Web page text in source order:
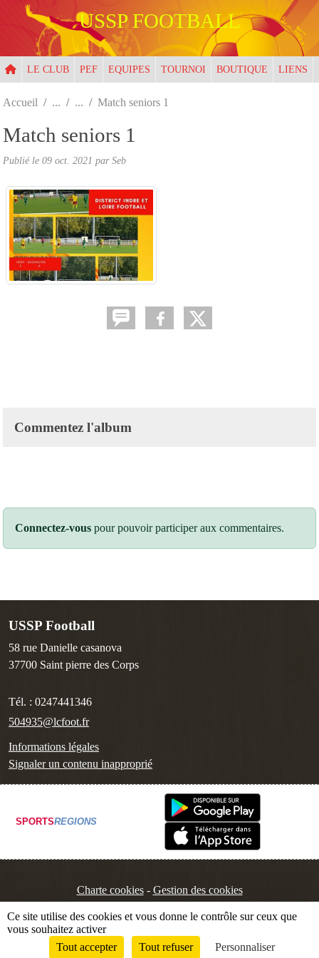
USSP FOOTBALL
LE CLUB PEF EQUIPES TOURNOI BOUTIQUE LIENS
Accueil Match seniors 1
Match seniors 1
Publié le 09 oct. 2021 parSeb
Commentez l'album
Connectez-vous pour pouvoir participer aux commentaires.
USSP Football
58 rue Danielle casanova
37700 Saint pierre des Corps
Tél. : 0247441346
504935@lcfoot.fr
Informations légales
Signaler un contenu inapproprié
SPORTSREGIONS
Charte cookies Gestion des cookies
Envie de participer ? Connexion
Panneau de gestion des cookies
Ce site utilise des cookies et vous donne le contrôle sur ceux que
vous souhaitez activer
Tout accepter
Tout refuser Personnaliser